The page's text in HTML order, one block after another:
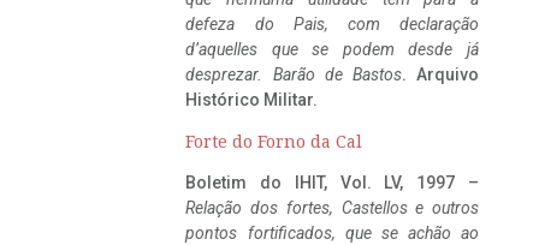
defeza do Pais, com declaração
d’aquelles que se podem desde já
desprezar. Barão de Bastos. Arquivo
Histórico Militar.
Forte do Forno da Cal
Boletim do IHIT, Vol. LV, 1997 –
Relação dos fortes, Castellos e outros
pontos fortificados, que se achão ao